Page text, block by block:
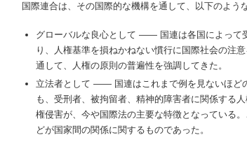
国際連合は、その国際的な機構を通して、以下のよう
グローバルな良心として ―― 国連は各国によって
り、人権基準を損ねかねない慣行に国際社会の注
通して、人権の原則の普遍性を強調してきた。
立法者として ―― 国連はこれまで例を見ないほど
も、受刑者、被拘留者、精神的障害者に関係する
権侵害が、今や国際法の主要な特徴となっている
どが国家間の関係に関するものであった。